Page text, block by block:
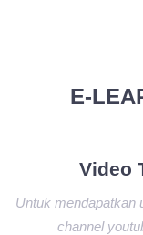
E-
Video
Untuk mendapatkan
channel